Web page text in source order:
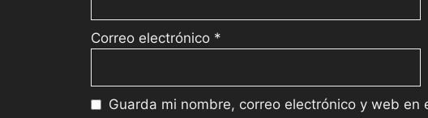
Correo electrónico *
Guarda mi nombre, correo electrónico y web